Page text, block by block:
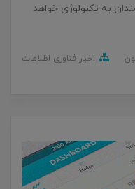
به تکنولوژی خواهد
اخبار فناوری اطلاعات